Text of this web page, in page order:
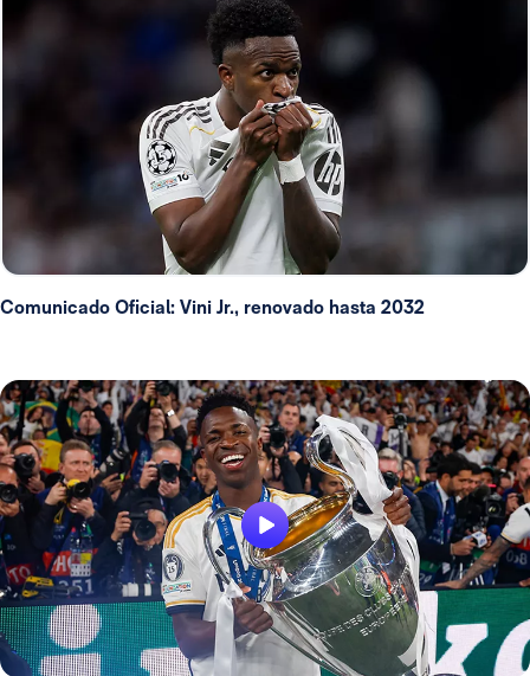
Comunicado Oficial: Vini Jr., renovado hasta 2032